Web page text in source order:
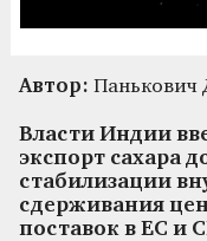
Автор: Панькович
Власти Индии
экспорт сахара
стабилизации
сдерживания
поставок в ЕС и